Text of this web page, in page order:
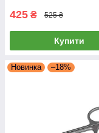
425 ₴ 525 ₴
Купити
Новинка –18%